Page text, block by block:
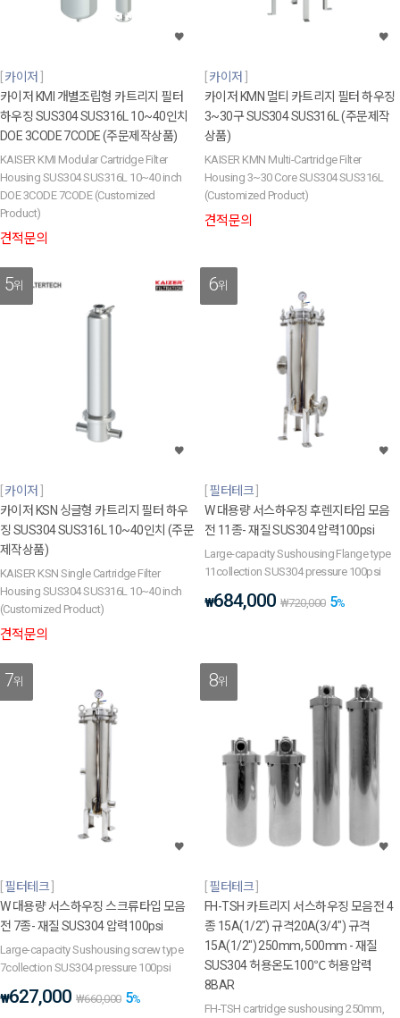
카이저
카이저 KMI 개별조립형 카트리지 필터
하우징 SUS304 SUS316L 10~40인치
DOE 3CODE 7CODE (주문제작상품)
KAISER KMI Modular Cartridge Filter
Housing SUS304 SUS316L 10~40 inch
DOE 3CODE 7CODE (Customized
Product)
견적문의
카이저
카이저 KMN 멀티 카트리지 필터 하우징
3~30구 SUS304 SUS316L (주문제작
상품)
KAISER KMN Multi-Cartridge Filter
Housing 3~30 Core SUS304 SUS316L
(Customized Product)
견적문의
5위
카이저
카이저 KSN 싱글형 카트리지 필터 하우
징 SUS304 SUS316L 10~40인치 (주문
제작상품)
KAISER KSN Single Cartridge Filter
Housing SUS304 SUS316L 10~40 inch
(Customized Product)
견적문의
6위
필터테크
W 대용량 서스하우징 후렌지타입 모음
전 11종- 재질 SUS304 압력100psi
Large-capacity Sushousing Flange type
11collection SUS304 pressure 100psi
₩684,000 ₩720,000 5%
7위
필터테크
W 대용량 서스하우징 스크류타입 모음
전 7종- 재질 SUS304 압력100psi
Large-capacity Sushousing screw type
7collection SUS304 pressure 100psi
₩627,000 ₩660,000 5%
8위
필터테크
FH-TSH 카트리지 서스하우징 모음전 4
종 15A(1/2") 규격20A(3/4") 규격
15A(1/2") 250mm, 500mm - 재질
SUS304 허용온도100℃ 허용압력
8BAR
FH-TSH cartridge sushousing 250mm,